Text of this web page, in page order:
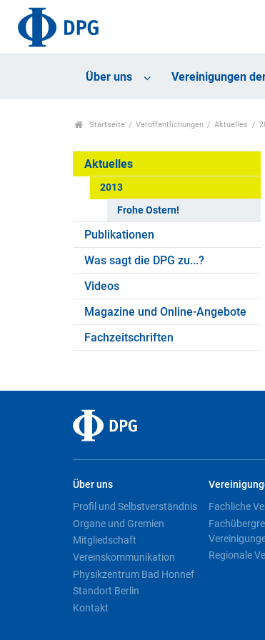
Über uns Vereinigungen
Startseite Veröffentlichungen Aktuelles
Aktuelles
2013
Frohe Ostern!
Publikationen
Was sagt die DPG zu...?
Videos
Magazine und Online-Angebote
Fachzeitschriften
Über uns
Profil und Selbstverständnis
Organe und Gremien
Mitgliedschaft
Vereinskommunikation
Physikzentrum Bad Honnef
Standort Berlin
Kontakt
Fachliche
Regionale